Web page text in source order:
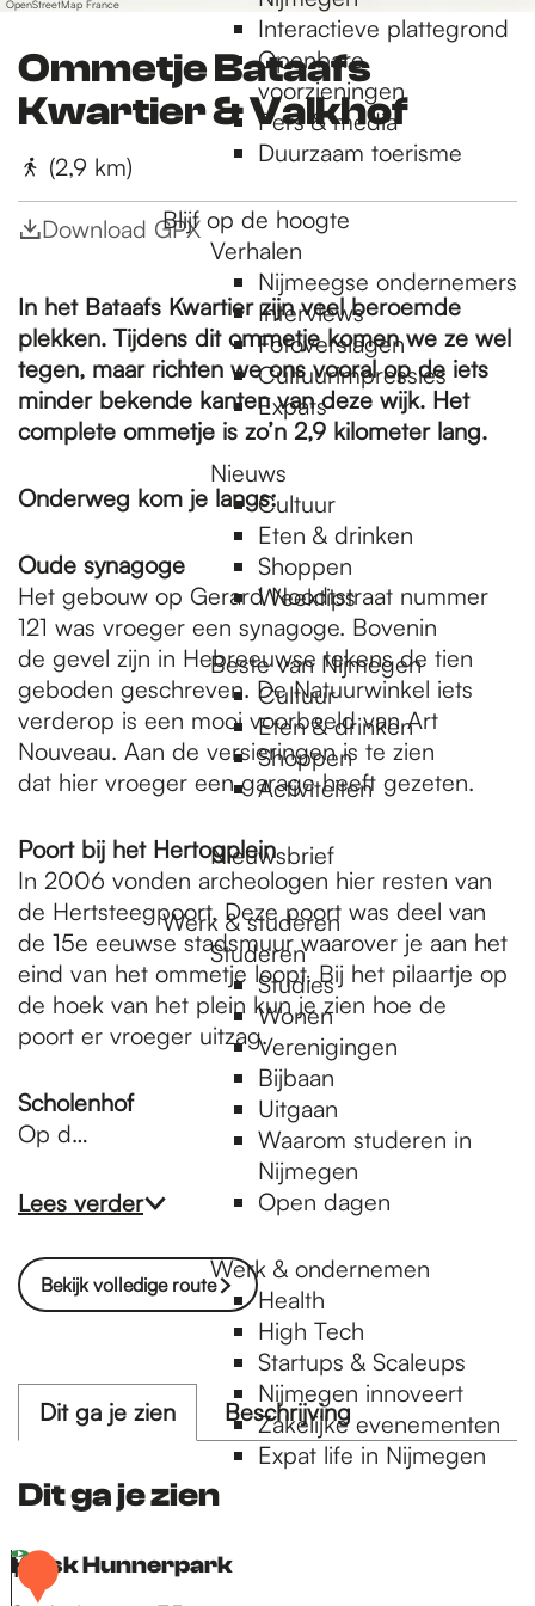
Interactieve plattegrond
Openbare
voorzieningen
Pers & media
Duurzaam toerisme
Blijf op de hoogte
Verhalen
Nijmeegse ondernemers
Interviews
Fotoverslagen
Cultuurimpressies
Expats
Nieuws
Cultuur
Eten & drinken
Shoppen
Weektips
Beste van Nijmegen
Cultuur
Eten & drinken
Shoppen
Activiteiten
Nieuwsbrief
Werk & studeren
Studeren
Studies
Wonen
Verenigingen
Bijbaan
Uitgaan
Waarom studeren in
Nijmegen
Open dagen
Werk & ondernemen
Health
High Tech
Startups & Scaleups
Nijmegen innoveert
Zakelijke evenementen
Expat life in Nijmegen
u
s
e
u
m
r
k
OpenStreetMap France
Ommetje Bataafs
Kwartier & Valkhof
(2,9 km)
Download GPX
In het Bataafs Kwartier zijn veel beroemde
plekken. Tijdens dit ommetje komen we ze wel
tegen, maar richten we ons vooral op de iets
minder bekende kanten van deze wijk. Het
complete ommetje is zo’n 2,9 kilometer lang.
Onderweg kom je langs:
Oude synagoge
Het gebouw op Gerard Noodtstraat nummer
121 was vroeger een synagoge. Bovenin
de gevel zijn in Hebreeuwse tekens de tien
geboden geschreven. De Natuurwinkel iets
verderop is een mooi voorbeeld van Art
Nouveau. Aan de versieringen is te zien
dat hier vroeger een garage heeft gezeten.
Poort bij het Hertogplein
In 2006 vonden archeologen hier resten van
de Hertsteegpoort. Deze poort was deel van
de 15e eeuwse stadsmuur waarover je aan het
eind van het ommetje loopt. Bij het pilaartje op
de hoek van het plein kun je zien hoe de
poort er vroeger uitzag.
Scholenhof
Op d…
Lees verder
Bekijk volledige route
Dit ga je zien Beschrijving
Dit ga je zien
1
Kiosk Hunnerpark